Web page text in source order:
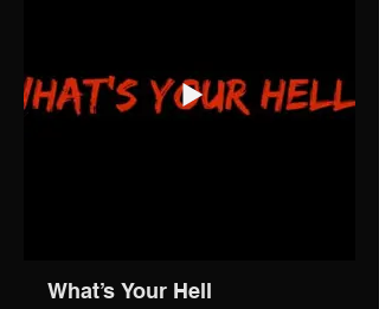
Durante o segundo turno da Eleição
fui abordado pelo grupo Articulção
Psi, para criar dois videos que
What’s Your Hell